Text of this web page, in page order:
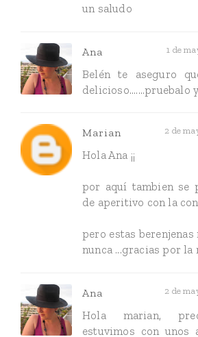
un saludo
Ana 1 de
Belén te aseguro
delicioso.......pruebalo
Marian 2 de
Hola Ana ¡¡
por aquí tambien se
de aperitivo con la
pero estas
nunca ...gracias por la
Ana 2 de
Hola marian,
estuvimos con unos